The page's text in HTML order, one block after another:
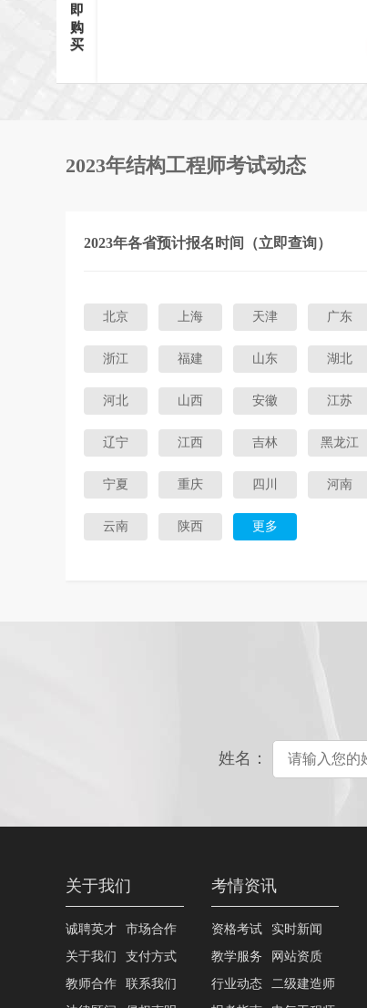
即
购
买
2023年结构工程师考试动态
2023年各省预计报名时间（立即查询）
北京 上海 天津 广东
浙江 福建 山东 湖北
河北 山西 安徽 江苏
辽宁 江西 吉林 黑龙江
宁夏 重庆 四川 河南
云南 陕西 更多
姓名：
关于我们
诚聘英才
关于我们
教师合作
市场合作
支付方式
联系我们
考情资讯
资格考试
教学服务
行业动态
实时新闻
网站资质
二级建造师